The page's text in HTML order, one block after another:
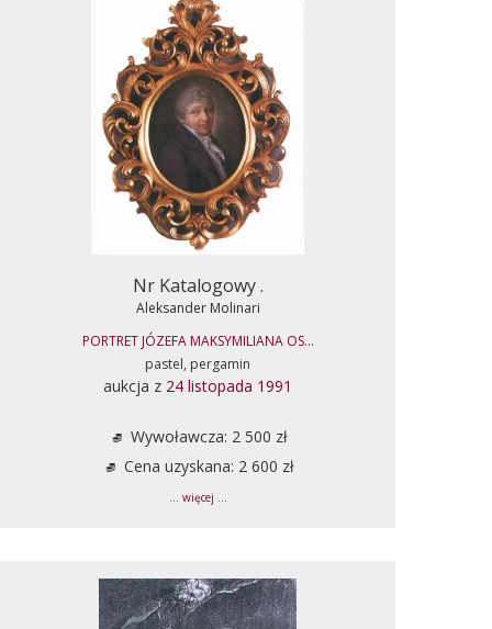
Nr Katalogowy .
Aleksander Molinari
PORTRET JÓZEFA MAKSYMILIANA OS...
pastel, pergamin
aukcja z 24 listopada 1991
Wywoławcza: 2 500 zł
Cena uzyskana: 2 600 zł
... więcej ...